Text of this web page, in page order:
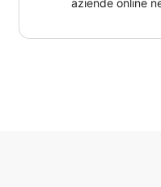
aziende online